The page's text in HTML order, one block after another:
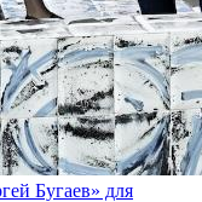
Бугаев» для